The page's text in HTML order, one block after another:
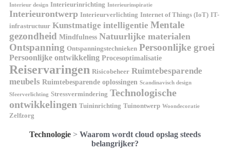
Interieur design Interieurinrichting Interieurinspiratie
Interieurontwerp Interieurverlichting Internet of Things (IoT) IT-
infrastructuur Kunstmatige intelligentie Mentale
gezondheid Mindfulness Natuurlijke materialen
Ontspanning Ontspanningstechnieken Persoonlijke groei
Persoonlijke ontwikkeling Procesoptimalisatie
Reiservaringen Risicobeheer Ruimtebesparende
meubels Ruimtebesparende oplossingen Scandinavisch design
Sfeerverlichting Stressvermindering Technologische
ontwikkelingen Tuininrichting Tuinontwerp Woondecoratie
Zelfzorg
Technologie > Waarom wordt cloud opslag steeds
belangrijker?